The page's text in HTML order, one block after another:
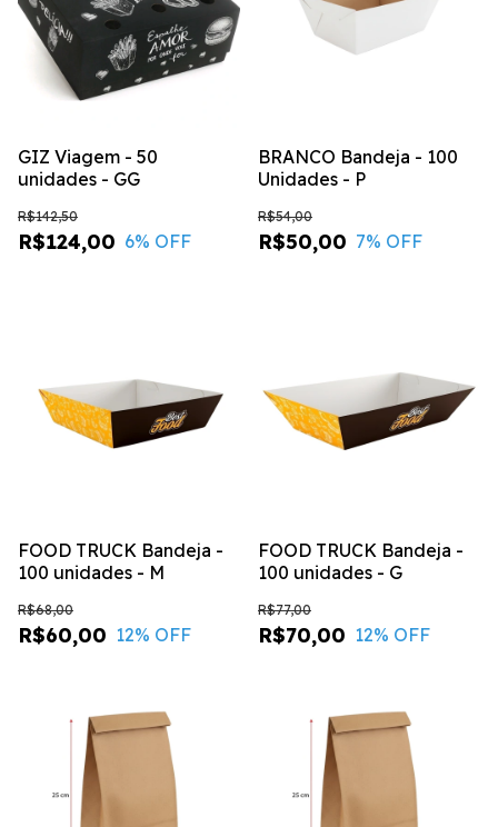
GIZ Viagem - 50
unidades - GG
R$124,00
R$142,50
6% OFF
BRANCO Bandeja - 100
Unidades - P
R$50,00
R$54,00
7% OFF
FOOD TRUCK Bandeja -
100 unidades - M
R$60,00
R$68,00
12% OFF
FOOD TRUCK Bandeja -
100 unidades - G
R$70,00
R$77,00
12% OFF